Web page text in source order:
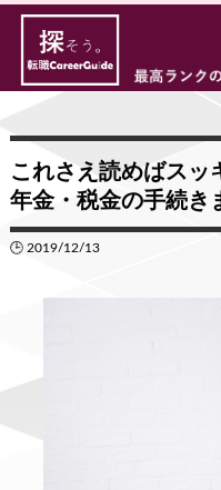
これさえ読めばスッ
年金・税金の手続き
🕒 2019/12/13